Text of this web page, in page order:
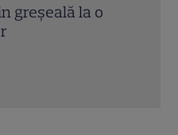
Blake Lively și